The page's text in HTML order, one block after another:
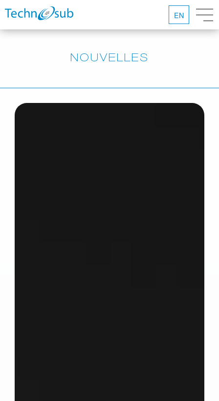
EN
NOUVELLES